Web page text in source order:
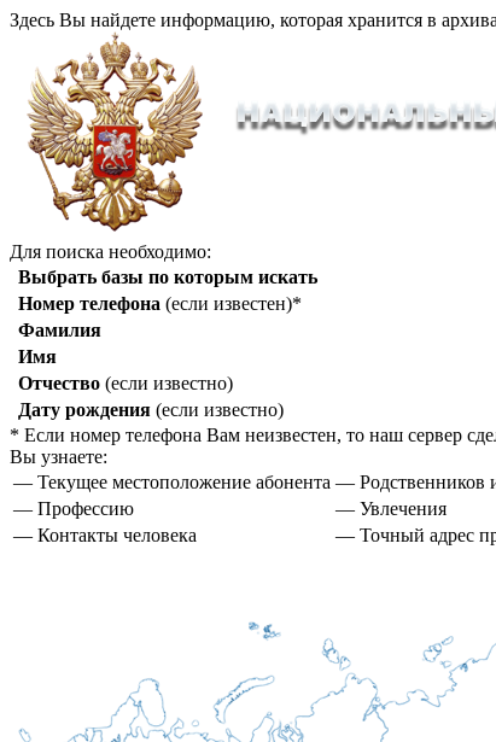
Здесь Вы найдете информацию, которая хранится в
Для поиска необходимо:
Выбрать базы по которым искать
Номер телефона (если известен)*
Фамилия
Имя
Отчество (если известно)
Дату рождения (если известно)
* Если номер телефона Вам неизвестен, то наш сервер
Вы узнаете:
— Текущее местоположение абонента — Родственников
— Профессию
— Увлечения
— Контакты человека
— Точный адрес